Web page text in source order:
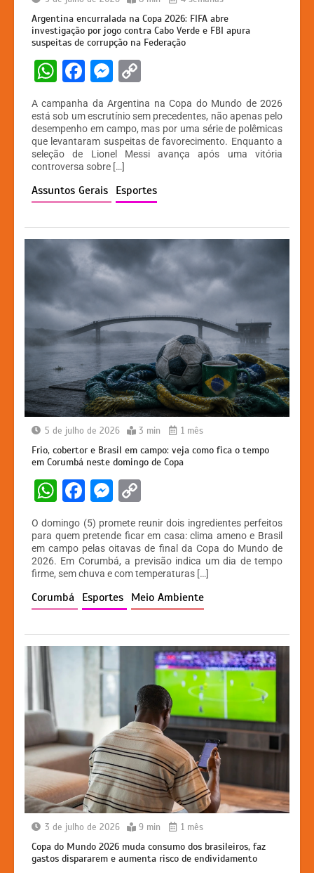
Argentina encurralada na Copa 2026: FIFA abre
investigação por jogo contra Cabo Verde e FBI apura
suspeitas de corrupção na Federação
W
at
s
A
p
p
F
a
c
e
b
o
o
k
M
s
s
e
n
g
er
p
y
Li
n
k
A campanha da Argentina na Copa do Mundo de 2026
está sob um escrutínio sem precedentes, não apenas pelo
desempenho em campo, mas por uma série de polêmicas
que levantaram suspeitas de favorecimento. Enquanto a
seleção de Lionel Messi avança após uma vitória
controversa sobre […]
Assuntos Gerais Esportes
5 de julho de 2026 3 min 1 mês
Frio, cobertor e Brasil em campo: veja como fica o tempo
em Corumbá neste domingo de Copa
W
h
at
s
A
p
F
a
c
e
b
o
k
M
s
s
e
n
er
p
y
Li
n
O domingo (5) promete reunir dois ingredientes perfeitos
para quem pretende ficar em casa: clima ameno e Brasil
em campo pelas oitavas de final da Copa do Mundo de
2026. Em Corumbá, a previsão indica um dia de tempo
firme, sem chuva e com temperaturas […]
Corumbá Esportes Meio Ambiente
3 de julho de 2026 9 min 1 mês
Copa do Mundo 2026 muda consumo dos brasileiros, faz
gastos dispararem e aumenta risco de endividamento